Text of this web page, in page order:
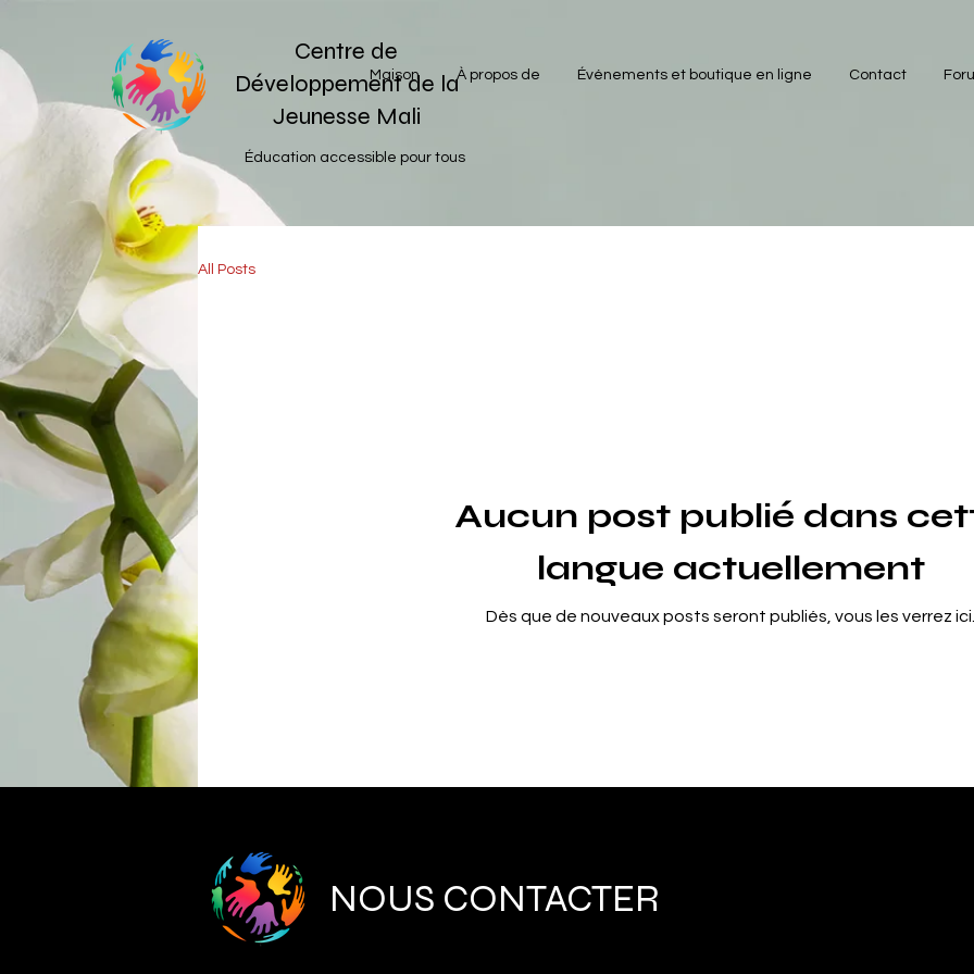
Centre de
Développement de la
Jeunesse Mali
Éducation accessible pour tous
Maison À propos de Événements et boutique en ligne Contact
All Posts
Aucun post publié dans
langue actuellement
Dès que de nouveaux posts seront publiés, vous les verrez ici.
NOUS CONTACTER